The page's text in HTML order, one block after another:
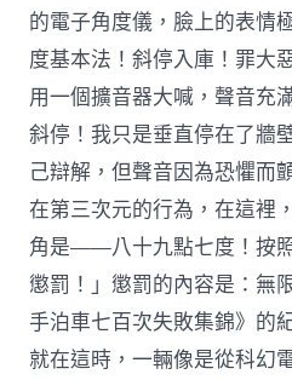
的電子角度儀，臉上的表情
度基本法！斜停入庫！罪大
用一個擴音器大喊，聲音充
斜停！我只是垂直停在了牆
己辯解，但聲音因為恐懼而
在第三次元的行為，在這裡
角是——八十九點七度！按
懲罰！」懲罰的內容是：無
手泊車七百次失敗集錦》的
就在這時，一輛像是從科幻